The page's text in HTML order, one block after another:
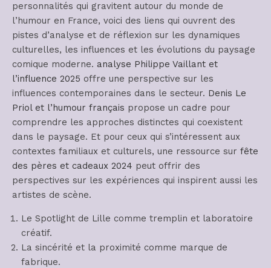
personnalités qui gravitent autour du monde de
l’humour en France, voici des liens qui ouvrent des
pistes d’analyse et de réflexion sur les dynamiques
culturelles, les influences et les évolutions du paysage
comique moderne. analyse Philippe Vaillant et
l’influence 2025 offre une perspective sur les
influences contemporaines dans le secteur. Denis Le
Priol et l’humour français propose un cadre pour
comprendre les approches distinctes qui coexistent
dans le paysage. Et pour ceux qui s’intéressent aux
contextes familiaux et culturels, une ressource sur fête
des pères et cadeaux 2024 peut offrir des
perspectives sur les expériences qui inspirent aussi les
artistes de scène.
Le Spotlight de Lille comme tremplin et laboratoire
créatif.
La sincérité et la proximité comme marque de
fabrique.